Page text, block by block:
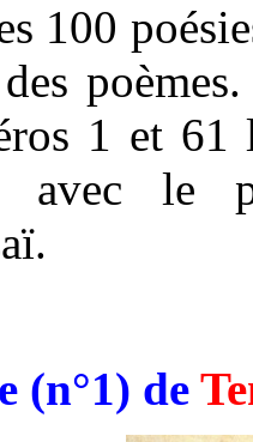
100
1 et 61
avec le
(n°1) de